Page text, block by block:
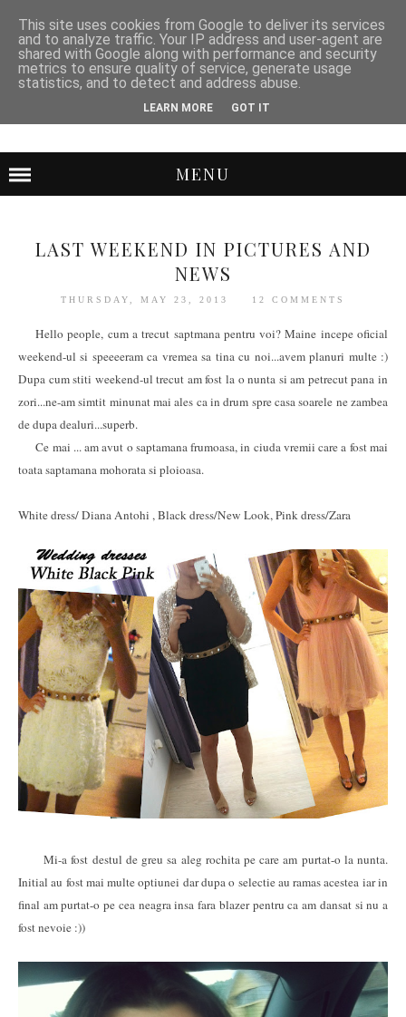
MENU
LAST WEEKEND IN PICTURES AND
NEWS
THURSDAY, MAY 23, 2013 12 COMMENTS
Hello people, cum a trecut saptmana pentru voi? Maine incepe oficial
weekend-ul si speeeeram ca vremea sa tina cu noi...avem planuri multe :)
Dupa cum stiti weekend-ul trecut am fost la o nunta si am petrecut pana in
zori...ne-am simtit minunat mai ales ca in drum spre casa soarele ne zambea
de dupa dealuri...superb.
Ce mai ... am avut o saptamana frumoasa, in ciuda vremii care a fost mai
toata saptamana mohorata si ploioasa.
White dress/ Diana Antohi , Black dress/New Look, Pink dress/Zara
Mi-a fost destul de greu sa aleg rochita pe care am purtat-o la nunta.
Initial au fost mai multe optiunei dar dupa o selectie au ramas acestea iar in
final am purtat-o pe cea neagra insa fara blazer pentru ca am dansat si nu a
fost nevoie :))
This site uses cookies from Google to deliver its services
and to analyze traffic. Your IP address and user-agent are
shared with Google along with performance and security
metrics to ensure quality of service, generate usage
statistics, and to detect and address abuse.
LEARN MORE GOT IT